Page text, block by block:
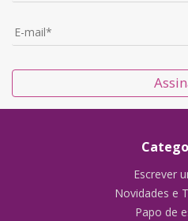
Escrever
Novidades e
Papo de